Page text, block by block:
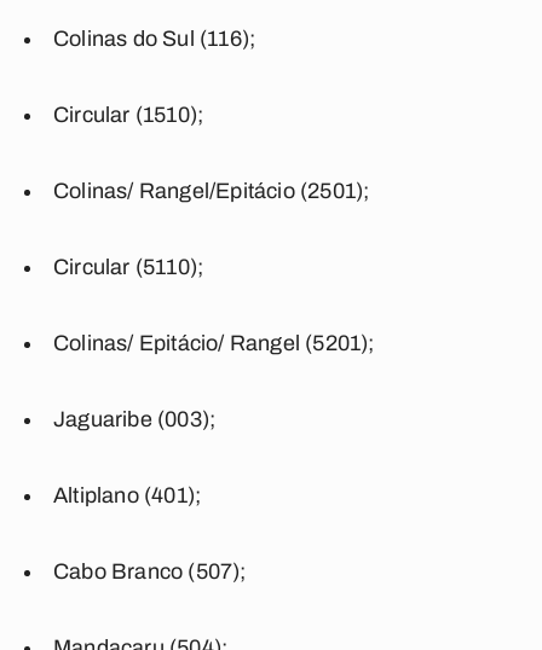
Colinas do Sul (116);
Circular (1510);
Colinas/ Rangel/Epitácio (2501);
Circular (5110);
Colinas/ Epitácio/ Rangel (5201);
Jaguaribe (003);
Altiplano (401);
Cabo Branco (507);